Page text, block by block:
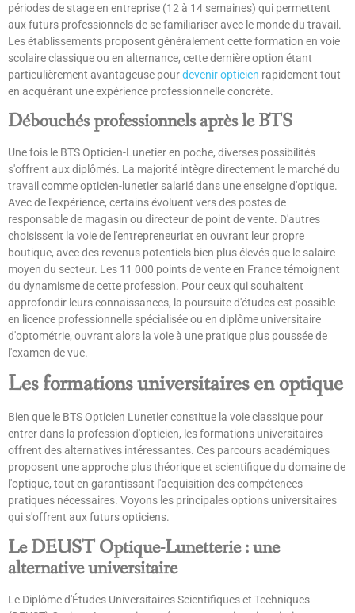
périodes de stage en entreprise (12 à 14 semaines) qui permettent
aux futurs professionnels de se familiariser avec le monde du travail.
Les établissements proposent généralement cette formation en voie
scolaire classique ou en alternance, cette dernière option étant
particulièrement avantageuse pourdevenir opticien rapidement tout
en acquérant une expérience professionnelle concrète.
Débouchés professionnels après le BTS
Une fois le BTS Opticien-Lunetier en poche, diverses possibilités
s'offrent aux diplômés. La majorité intègre directement le marché du
travail comme opticien-lunetier salarié dans une enseigne d'optique.
Avec de l'expérience, certains évoluent vers des postes de
responsable de magasin ou directeur de point de vente. D'autres
choisissent la voie de l'entrepreneuriat en ouvrant leur propre
boutique, avec des revenus potentiels bien plus élevés que le salaire
moyen du secteur. Les 11 000 points de vente en France témoignent
du dynamisme de cette profession. Pour ceux qui souhaitent
approfondir leurs connaissances, la poursuite d'études est possible
en licence professionnelle spécialisée ou en diplôme universitaire
d'optométrie, ouvrant alors la voie à une pratique plus poussée de
l'examen de vue.
Les formations universitaires en optique
Bien que le BTS Opticien Lunetier constitue la voie classique pour
entrer dans la profession d'opticien, les formations universitaires
offrent des alternatives intéressantes. Ces parcours académiques
proposent une approche plus théorique et scientifique du domaine de
l'optique, tout en garantissant l'acquisition des compétences
pratiques nécessaires. Voyons les principales options universitaires
qui s'offrent aux futurs opticiens.
Le DEUST Optique-Lunetterie : une
alternative universitaire
Le Diplôme d'Études Universitaires Scientifiques et Techniques